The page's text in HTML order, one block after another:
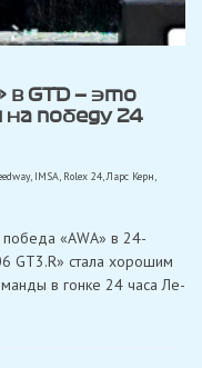
в GTD — это
победу 24
, IMSA, Rolex 24,Ларс Керн
«AWA» в 24-
GT3.R» стала хорошим
в гонке 24 часа Ле-